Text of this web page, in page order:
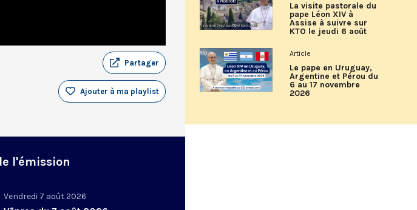
Partager
Ajouter à ma playlist
l'émission
Vendredi 7 août 2026
La visite pastorale du
pape Léon XIV à
Assise à suivre sur
KTO le jeudi 6 août
Article
Le pape en Uruguay,
Argentine et Pérou du
6 au 17 novembre
2026